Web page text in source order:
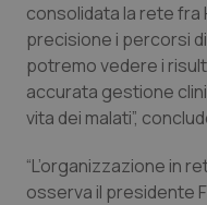
consolidata la rete fra
precisione i percorsi
potremo vedere i
accurata gestione
vita dei malati”,
“L’organizzazione in
osserva il presidente